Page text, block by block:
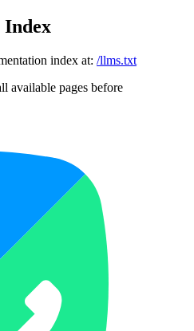
Index
index at: /llms.txt
available pages before